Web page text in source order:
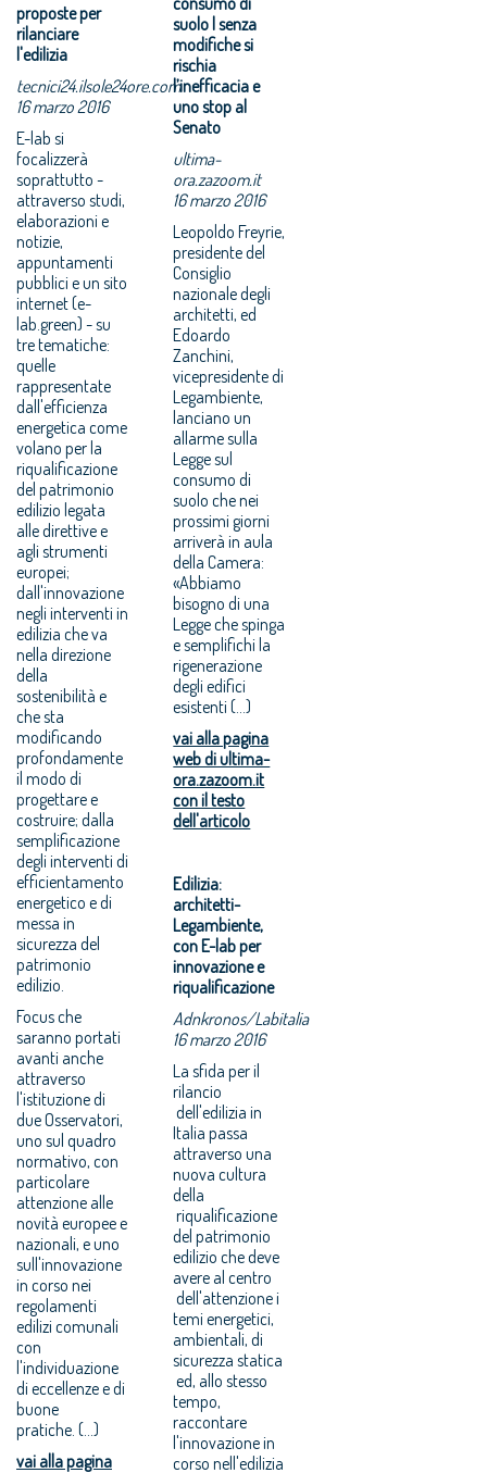
proposte per
rilanciare
l'edilizia
tecnici24.ilsole24ore.com
16 marzo 2016
E-lab si
focalizzerà
soprattutto -
attraverso studi,
elaborazioni e
notizie,
appuntamenti
pubblici e un sito
internet (e-
lab.green) - su
tre tematiche:
quelle
rappresentate
dall'efficienza
energetica come
volano per la
riqualificazione
del patrimonio
edilizio legata
alle direttive e
agli strumenti
europei;
dall'innovazione
negli interventi in
edilizia che va
nella direzione
della
sostenibilità e
che sta
modificando
profondamente
il modo di
progettare e
costruire; dalla
semplificazione
degli interventi di
efficientamento
energetico e di
messa in
sicurezza del
patrimonio
edilizio.
Focus che
saranno portati
avanti anche
attraverso
l'istituzione di
due Osservatori,
uno sul quadro
normativo, con
particolare
attenzione alle
novità europee e
nazionali, e uno
sull'innovazione
in corso nei
regolamenti
edilizi comunali
con
l'individuazione
di eccellenze e di
buone
pratiche. (...)
vai alla pagina
suolo | senza
modifiche si
rischia
l’inefficacia e
uno stop al
Senato
ultima-
ora.zazoom.it
16 marzo 2016
Leopoldo Freyrie,
presidente del
Consiglio
nazionale degli
architetti, ed
Edoardo
Zanchini,
vicepresidente di
Legambiente,
lanciano un
allarme‎ sulla
Legge sul
consumo di
suolo che nei
prossimi giorni
arriverà in aula
della Camera:
«Abbiamo
bisogno di una
Legge che spinga
e semplifichi la
rigenerazione
degli edifici
esistenti (...)
vai alla pagina
web di ultima-
ora.zazoom.it
con il testo
dell'articolo
Edilizia:
architetti-
Legambiente,
con E-lab per
innovazione e
riqualificazione
Adnkronos/Labitalia
16 marzo 2016
La sfida per il
rilancio
dell'edilizia in
Italia passa
attraverso una
nuova cultura
della
riqualificazione
del patrimonio
edilizio che deve
avere al centro
dell'attenzione i
temi energetici,
ambientali, di
sicurezza statica
ed, allo stesso
tempo,
raccontare
l'innovazione in
corso nell'edilizia